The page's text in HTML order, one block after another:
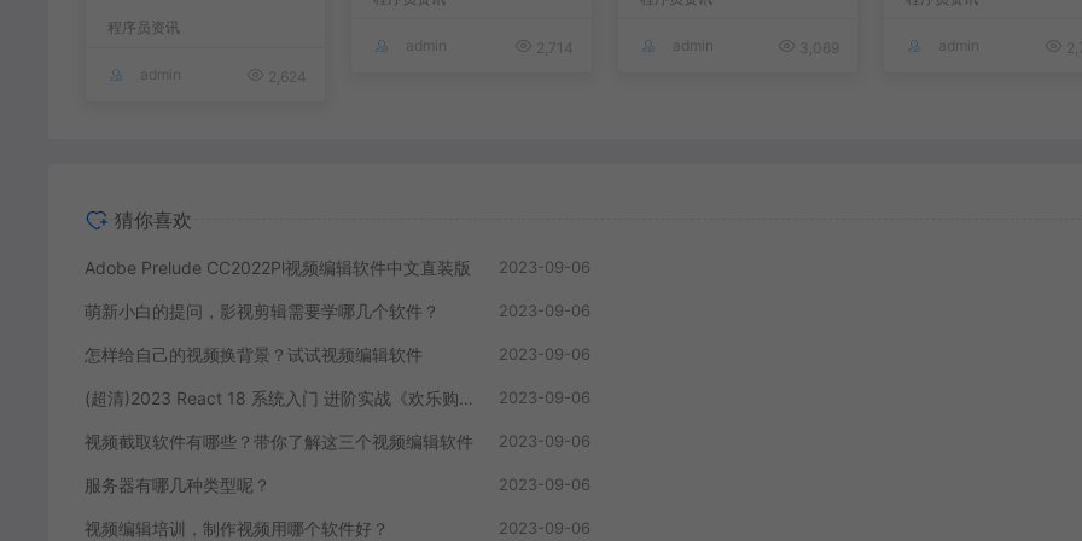
程序员资讯
admin 2,624
admin 2,714 admin 3,069 admin
猜你喜欢
Adobe Prelude CC2022Pl视频编辑软件中文直装版 2023-09-06
萌新小白的提问，影视剪辑需要学哪几个软件？ 2023-09-06
怎样给自己的视频换背景？试试视频编辑软件 2023-09-06
(超清)2023 React 18 系统入门 进阶实战《欢乐购》 2023-09-06
视频截取软件有哪些？带你了解这三个视频编辑软件 2023-09-06
服务器有哪几种类型呢？ 2023-09-06
视频编辑培训，制作视频用哪个软件好？ 2023-09-06